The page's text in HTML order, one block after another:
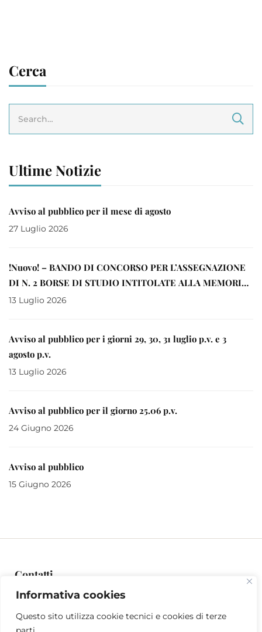
Informativa cookies
Questo sito utilizza cookie tecnici e cookies di terze
Cerca
Ultime Notizie
Avviso al pubblico per il mese di agosto
27 Luglio 2026
!Nuovo! – BANDO DI CONCORSO PER L’ASSEGNAZIONE
DI N. 2 BORSE DI STUDIO INTITOLATE ALLA MEMORIA
DI DON EUGENIO BRANDL A FAVORE DI LAUREATI
TRIESTE E DI UDINE ANNO 2026
13 Luglio 2026
Avviso al pubblico per i giorni 29, 30, 31 luglio p.v. e 3
agosto p.v.
13 Luglio 2026
Avviso al pubblico per il giorno 25.06 p.v.
24 Giugno 2026
Avviso al pubblico
15 Giugno 2026
Contatti
Sede Amm.va: Via Oberdan 15 - c/o Palazzo De Grazia - 34170
GORIZIA
Sede Legale: C.so Italia, 55 - 34170 GORIZIA